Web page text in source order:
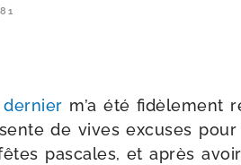
m’a été fidè­le­ment
de vives excuses
pas­cales, et après